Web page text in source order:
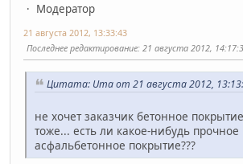
Модератор
21 августа 2012, 13:33:43
Последнее редактирование: 21 августа 2012,
Цитата: Uma от 21 августа 2012,
не хочет заказчик бетонное
тоже... есть ли какое-нибудь прочное
асфальбетонное покрытие???